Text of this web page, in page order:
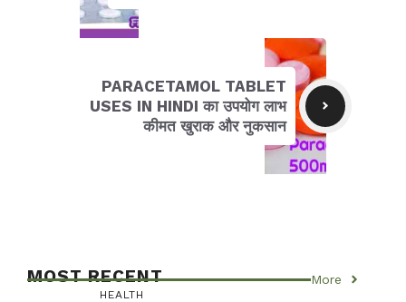
PARACETAMOL TABLET
USES IN HINDI का उपयोग लाभ
कीमत खुराक और नुकसान
MOST RECENT More
HEALTH